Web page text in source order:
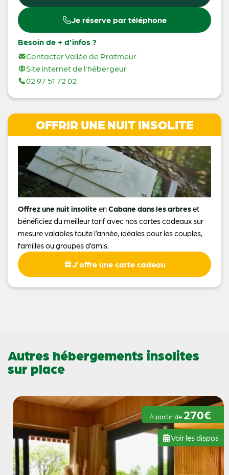
Je réserve par téléphone
Besoin de + d'infos ?
Contacter Vallée de Pratmeur
Site internet de l'hébergeur
02 97 51 72 02
OFFRIR UNE NUIT INSOLITE
Offrez une nuit insolite enCabane dans les arbreset
bénéficiez du meilleur tarif avec nos cartes cadeaux sur
mesure valables toute l’année, idéales pour les couples,
familles ou groupes d’amis.
J'offre une carte cadeau
Autres hébergements insolites
sur place
À partir de 270€
Voir les dispos